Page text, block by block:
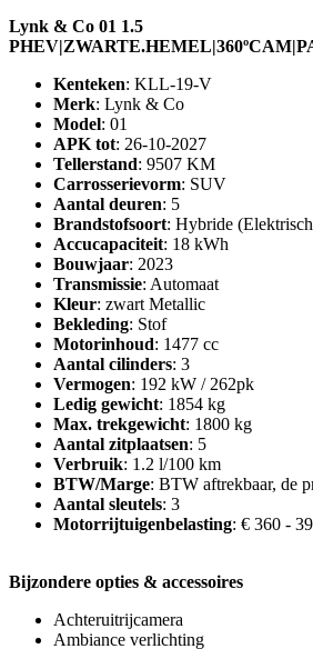
Lynk & Co 01 1.5
Kenteken: KLL-19-V
Merk: Lynk & Co
Model: 01
APK tot: 26-10-2027
Tellerstand: 9507 KM
Carrosserievorm: SUV
Aantal deuren: 5
Brandstofsoort: Hybride
Accucapaciteit: 18 kWh
Bouwjaar: 2023
Transmissie: Automaat
Kleur: zwart Metallic
Bekleding: Stof
Motorinhoud: 1477 cc
Aantal cilinders: 3
Vermogen: 192 kW / 262pk
Ledig gewicht: 1854 kg
Max. trekgewicht: 1800 kg
Aantal zitplaatsen: 5
Verbruik: 1.2 l/100 km
BTW/Marge: BTW aftrekbaar, de
Aantal sleutels: 3
Motorrijtuigenbelasting: € 360 -
Bijzondere opties & accessoires
Achteruitrijcamera
Ambiance verlichting